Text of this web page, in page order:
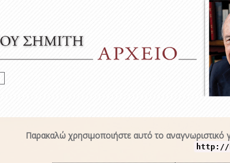
Παρακαλώ χρησιμοποιήστε αυτό το
http://